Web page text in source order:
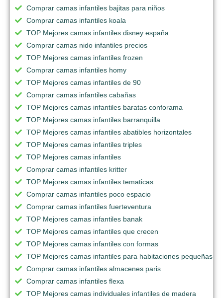
Comprar camas infantiles bajitas para niños
Comprar camas infantiles koala
TOP Mejores camas infantiles disney españa
Comprar camas nido infantiles precios
TOP Mejores camas infantiles frozen
Comprar camas infantiles homy
TOP Mejores camas infantiles de 90
Comprar camas infantiles cabañas
TOP Mejores camas infantiles baratas conforama
TOP Mejores camas infantiles barranquilla
TOP Mejores camas infantiles abatibles horizontales
TOP Mejores camas infantiles triples
TOP Mejores camas infantiles
Comprar camas infantiles kritter
TOP Mejores camas infantiles tematicas
Comprar camas infantiles poco espacio
Comprar camas infantiles fuerteventura
TOP Mejores camas infantiles banak
TOP Mejores camas infantiles que crecen
TOP Mejores camas infantiles con formas
TOP Mejores camas infantiles para habitaciones pequeñas
Comprar camas infantiles almacenes paris
Comprar camas infantiles flexa
TOP Mejores camas individuales infantiles de madera